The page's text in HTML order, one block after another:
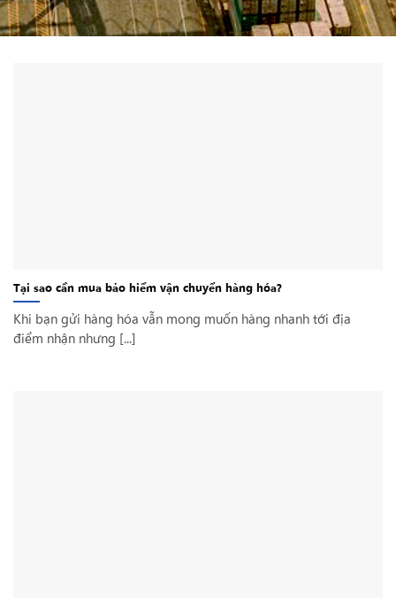
Tại sao cần mua bảo hiểm vận chuyển hàng hóa?
Khi bạn gửi hàng hóa vẫn mong muốn hàng nhanh tới địa
điểm nhận nhưng [...]